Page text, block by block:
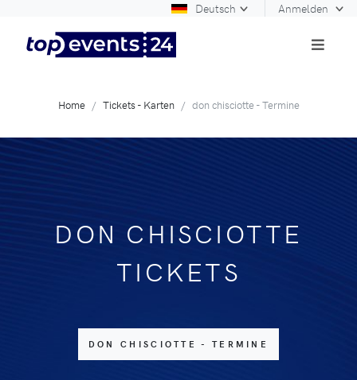
Deutsch Anmelden
Home Tickets - Karten don chisciotte - Termine
DON CHISCIOTTE
TICKETS
DON CHISCIOTTE - TERMINE